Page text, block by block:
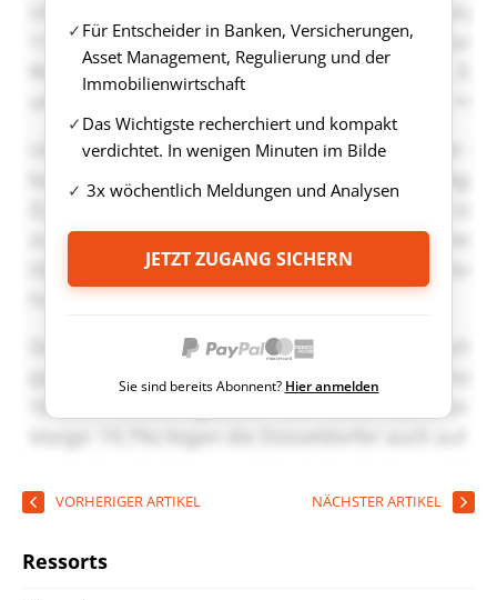
Für Entscheider in Banken, Versicherungen,
Asset Management, Regulierung und der
Immobilienwirtschaft
Das Wichtigste recherchiert und kompakt
verdichtet. In wenigen Minuten im Bilde
3x wöchentlich Meldungen und Analysen
JETZT ZUGANG SICHERN
Sie sind bereits Abonnent? Hier anmelden
VORHERIGER ARTIKEL NÄCHSTER ARTIKEL
Ressorts